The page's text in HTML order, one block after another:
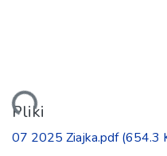
Pliki
07 2025 Ziajka.pdf(654.3